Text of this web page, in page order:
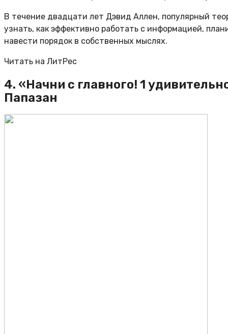
В течение двадцати лет Дэвид Аллен, популярный
узнать, как эффективно работать с информацией,
навести порядок в собственных мыслях.
Читать на ЛитРес
4. «Начни с главного! 1
Папазан